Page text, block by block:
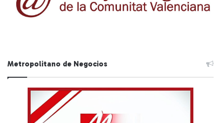
Metropolitano de Negocios